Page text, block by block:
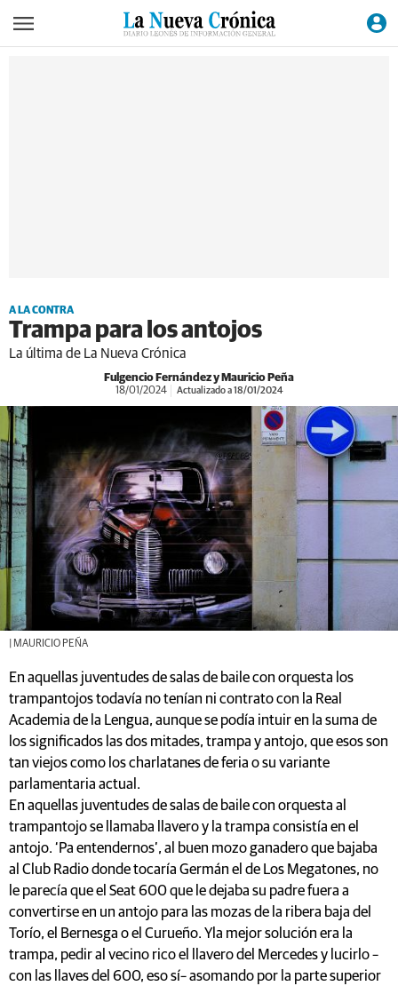
A LA CONTRA
Trampa para los antojos
La última de La Nueva Crónica
Fulgencio Fernández y Mauricio Peña
18/01/2024 Actualizado a 18/01/2024
| MAURICIO PEÑA
En aquellas juventudes de salas de baile con orquesta los
trampantojos todavía no tenían ni contrato con la Real
Academia de la Lengua, aunque se podía intuir en la suma de
los significados las dos mitades, trampa y antojo, que esos son
tan viejos como los charlatanes de feria o su variante
parlamentaria actual.
En aquellas juventudes de salas de baile con orquesta al
trampantojo se llamaba llavero y la trampa consistía en el
antojo. ‘Pa entendernos’, al buen mozo ganadero que bajaba
al Club Radio donde tocaría Germán el de Los Megatones, no
le parecía que el Seat 600 que le dejaba su padre fuera a
convertirse en un antojo para las mozas de la ribera baja del
Torío, el Bernesga o el Curueño. Yla mejor solución era la
trampa, pedir al vecino rico el llavero del Mercedes y lucirlo –
con las llaves del 600, eso sí– asomando por la parte superior